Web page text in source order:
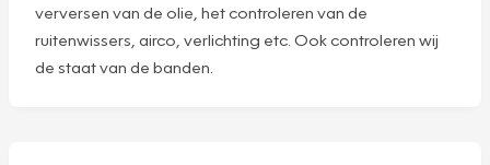
verversen van de olie, het controleren van de
ruitenwissers, airco, verlichting etc. Ook controleren wij
de staat van de banden.